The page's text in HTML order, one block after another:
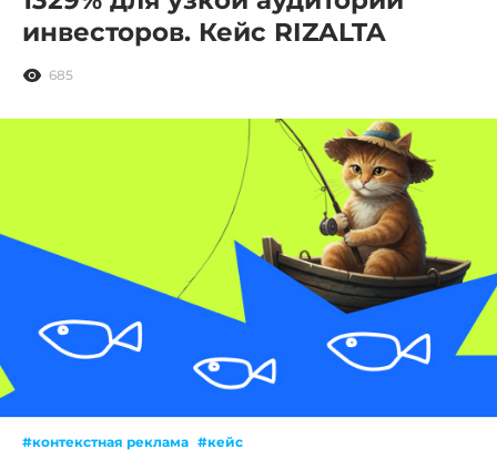
инвесторов. Кейс RIZALTA
685
#контекстная реклама #кейс